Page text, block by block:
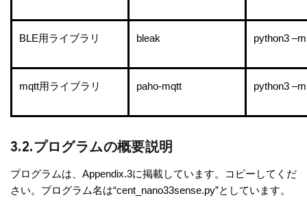
BLE用ライブラリ bleak python3
mqtt用ライブラリ paho-mqtt python3
3.2.プログラムの概要説明
プログラムは、Appendix.3に掲載しています。コピーしてくだ
さい。プログラム名は“cent_nano33sense.py”としています。